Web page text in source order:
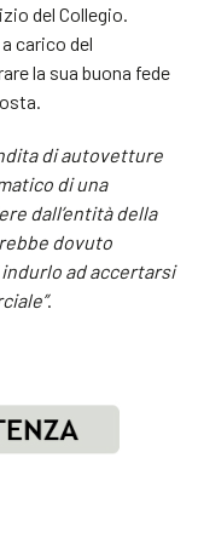
del Collegio.
carico del
la sua buona fede
di autovetture
di una
dall’entità della
dovuto
ad accertarsi
”.